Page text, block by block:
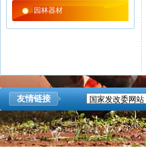
园林器材
友情链接